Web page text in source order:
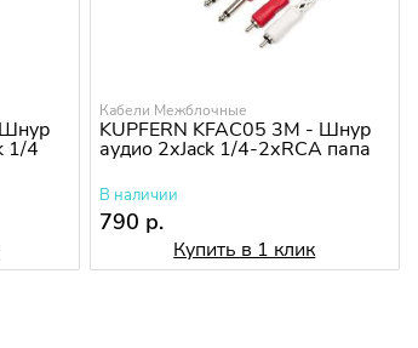
Шнур
1/4
Кабели Межблочные
KUPFERN KFAC05 3M - Шнур
аудио 2хJack 1/4-2хRCA папа
В наличии
790 р.
Купить в 1 клик